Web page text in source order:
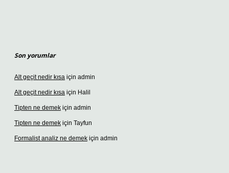
Son yorumlar
Alt geçit nedir kısa için admin
Alt geçit nedir kısa için Halil
Tipten ne demek için admin
Tipten ne demek için Tayfun
Formalist analiz ne demek için admin